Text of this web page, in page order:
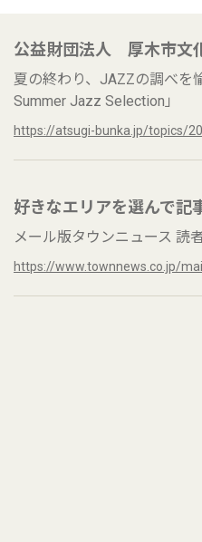
公益財団法人 厚木市文
夏の終わり、JAZZの調べを
Summer Jazz Selection」
https://atsugi-bunka.jp/topics/
好きなエリアを選んで記
メール版タウンニュース 読
https://www.townnews.co.jp/